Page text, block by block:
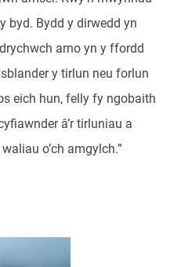
byd. Bydd y dirwedd yn
arno yn y ffordd
y tirlun neu forlun
eich hun, felly fy ngobaith
â’r tirluniau a
o’ch amgylch.”